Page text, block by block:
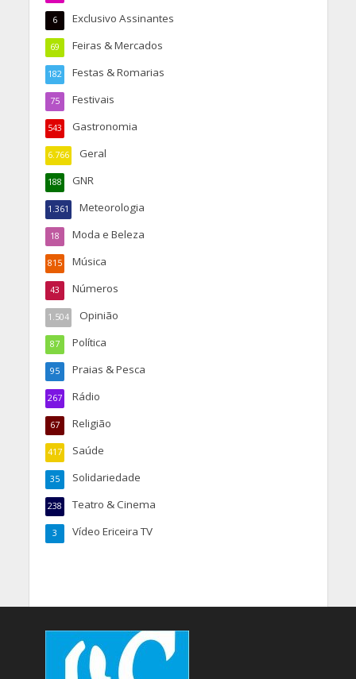
Exclusivo Assinantes
6
Feiras & Mercados
69
Festas & Romarias
182
Festivais
75
Gastronomia
543
Geral
6.766
GNR
188
Meteorologia
1.361
Moda e Beleza
18
Música
815
Números
43
Opinião
1.504
Política
87
Praias & Pesca
95
Rádio
267
Religião
67
Saúde
417
Solidariedade
35
Teatro & Cinema
238
Vídeo Ericeira TV
3